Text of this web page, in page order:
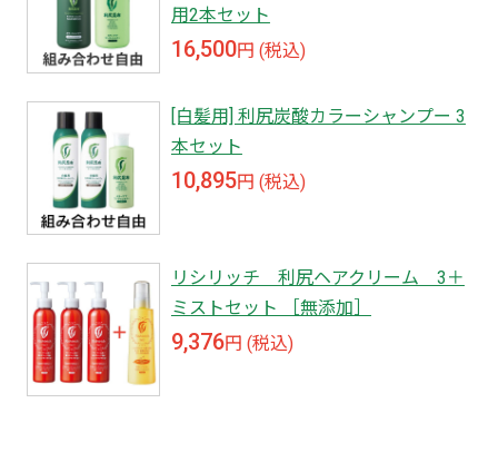
用2本セット
16,500円 (税込)
[白髪用] 利尻炭酸カラーシャンプー 3
本セット
10,895円 (税込)
リシリッチ 利尻ヘアクリーム 3＋
ミストセット ［無添加］
9,376円 (税込)